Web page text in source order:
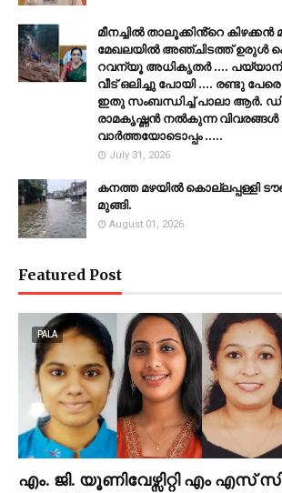
മീനച്ചിൽ താലൂക്കിൻ്റെ
മേഖലയിൽ അഞ്ചിടത്ത് ഉരുൾ
റവന്യൂ അധികൃതർ ....
വീട് ഒലിച്ചു പോയി .... രണ്ടു
ഇതു സംബന്ധിച്ച് പാലാ ആർ.
രാമകൃഷ്ണൻ നൽകുന്ന
വാർത്തയോടൊപ്പം .....
July 31, 2026
കനത്ത മഴയില്‍ കൊല്ലപ്പള്ളി
മുങ്ങി.
August 01, 2026
Featured Post
PALA
എം. ജി. യൂണിവേഴ്സിറ്റി എം എസ്